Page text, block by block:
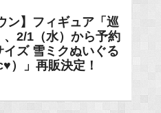
ン】フィギュア「巡
2/1（水）から予約
イズ 雪ミクぬいぐる
）」再販決定！